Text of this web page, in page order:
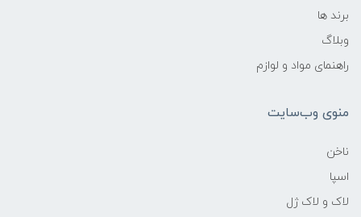
برند ها
وبلاگ
راهنمای مواد و لوازم
منوی وب‌سایت
ناخن
اسپا
لاک و لاک ژل